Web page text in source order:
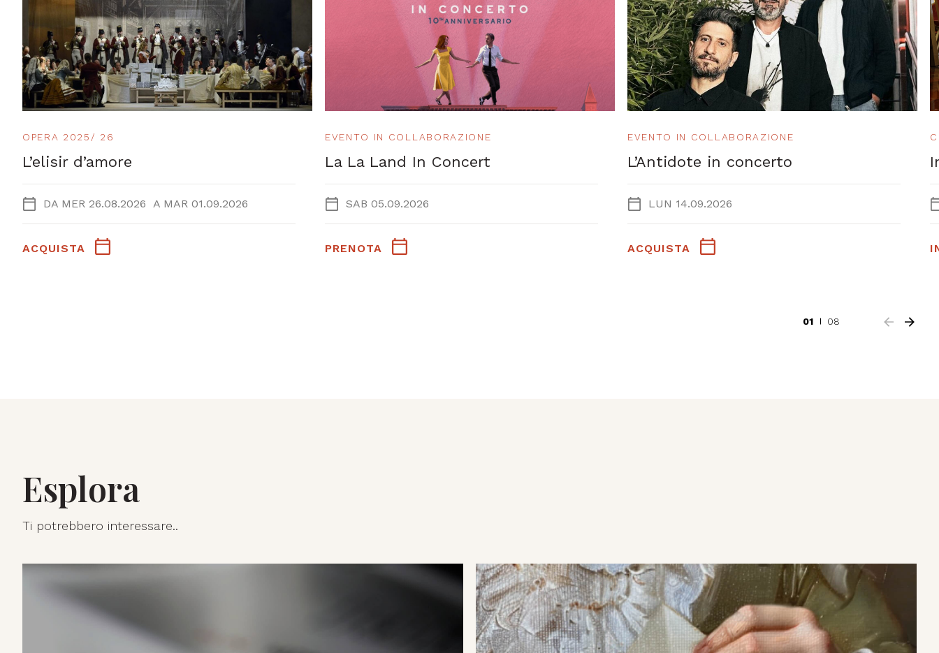
OPERA 2025/ 26
L’elisir d’amore
DA MER 26.08.2026 A MAR 01.09.2026
ACQUISTA
EVENTO IN COLLABORAZIONE
La La Land In Concert
SAB 05.09.2026
PRENOTA
EVENTO IN COLLABORAZIONE
L’Antidote in concerto
LUN 14.09.2026
ACQUISTA
01 08
Esplora
Ti potrebbero interessare..